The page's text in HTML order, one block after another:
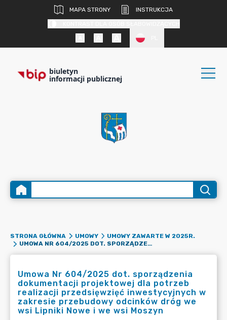
MAPA STRONY
INSTRUKCJA
biuletyn
informacji publicznej
STRONA GŁÓWNA UMOWY
UMOWY ZAWARTE W 2025R.
UMOWA NR 604/2025 DOT. SPORZĄDZENIA DOKUMENTACJI PROJEKTOWEJ DLA POTRZEB REALIZACJI PRZEDSIĘWZIĘĆ INWESTYCYJNYCH W ZAKRESIE PRZEBUDOWY ODCINKÓW DRÓG WE WSI LIPNIKI NOWE I WE WSI MOSZYN
Umowa Nr 604/2025 dot. sporządzenia
dokumentacji projektowej dla potrzeb
realizacji przedsięwzięć inwestycyjnych w
zakresie przebudowy odcinków dróg we
wsi Lipniki Nowe i we wsi Moszyn